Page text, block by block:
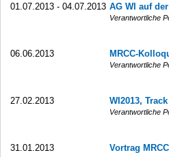
01.07.2013 - 04.07.2013 AG WI auf
Verantwortliche
06.06.2013 MRCC-
Verantwortliche
27.02.2013 WI2013,
Verantwortliche
31.01.2013 Vortrag